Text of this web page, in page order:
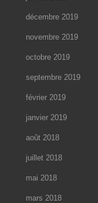
décembre 2019
novembre 2019
octobre 2019
septembre 2019
février 2019
janvier 2019
août 2018
juillet 2018
mai 2018
mars 2018